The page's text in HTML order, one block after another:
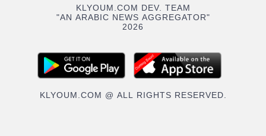
KLYOUM.COM DEV. TEAM
"AN ARABIC NEWS AGGREGATOR"
2026
KLYOUM.COM @ ALL RIGHTS RESERVED.